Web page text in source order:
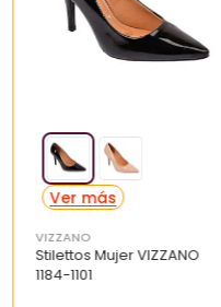
VIZZANO
Stilettos Mujer VIZZANO
1184-1101